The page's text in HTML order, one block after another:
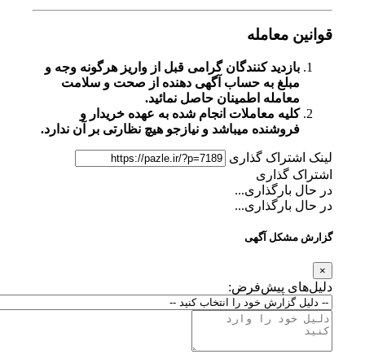
قوانین معامله
بازدید کنندگان گرامی قبل از واریز هرگونه وجه و
مبلغ به حساب آگهی دهنده از صحت و سلامت
معامله اطمینان حاصل نمائید.
کلیه معاملات انجام شده به عهده خریدار و
فروشنده میباشد و نیازجو هیچ نظارتی بر آن ندارد.
لینک اشتراک گذاری
اشتراک گذاری
در حال بارگذاری...
در حال بارگذاری...
گزارش مشکل آگهی
دلیل‌های پیش‌فرض: